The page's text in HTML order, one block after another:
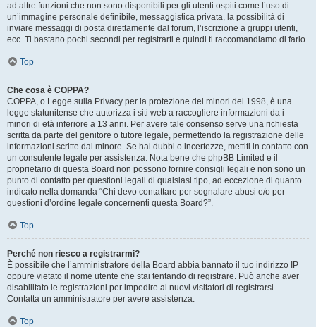
ad altre funzioni che non sono disponibili per gli utenti ospiti come l’uso di
un’immagine personale definibile, messaggistica privata, la possibilità di
inviare messaggi di posta direttamente dal forum, l’iscrizione a gruppi utenti,
ecc. Ti bastano pochi secondi per registrarti e quindi ti raccomandiamo di farlo.
Top
Che cosa è COPPA?
COPPA, o Legge sulla Privacy per la protezione dei minori del 1998, è una
legge statunitense che autorizza i siti web a raccogliere informazioni da i
minori di età inferiore a 13 anni. Per avere tale consenso serve una richiesta
scritta da parte del genitore o tutore legale, permettendo la registrazione delle
informazioni scritte dal minore. Se hai dubbi o incertezze, mettiti in contatto con
un consulente legale per assistenza. Nota bene che phpBB Limited e il
proprietario di questa Board non possono fornire consigli legali e non sono un
punto di contatto per questioni legali di qualsiasi tipo, ad eccezione di quanto
indicato nella domanda “Chi devo contattare per segnalare abusi e/o per
questioni d’ordine legale concernenti questa Board?”.
Top
Perché non riesco a registrarmi?
È possibile che l’amministratore della Board abbia bannato il tuo indirizzo IP
oppure vietato il nome utente che stai tentando di registrare. Può anche aver
disabilitato le registrazioni per impedire ai nuovi visitatori di registrarsi.
Contatta un amministratore per avere assistenza.
Top